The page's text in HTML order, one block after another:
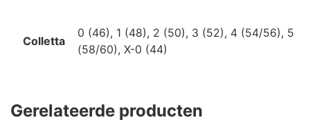
Colletta
0 (46), 1 (48), 2 (50), 3 (52), 4 (54/56), 5
(58/60), X-0 (44)
Gerelateerde producten